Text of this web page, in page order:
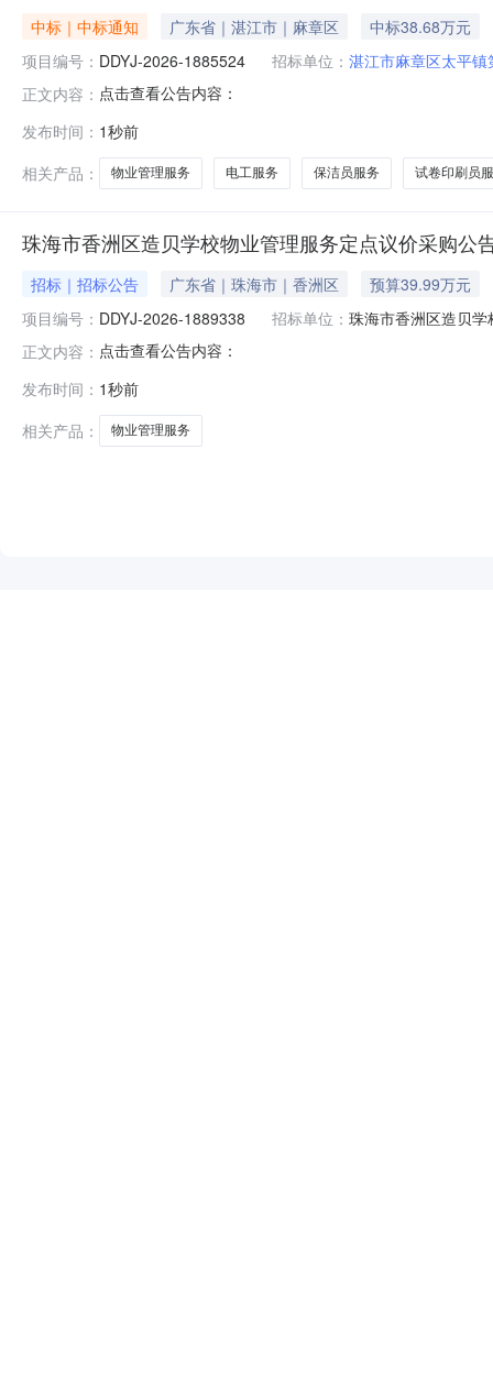
中标｜中标通知 广东省｜湛江市｜麻章区
中标38.68万元
项目编号： DDYJ-2026-1885524 招标单位： 湛江市麻章区太平
正文内容： 点击查看公告内容：
发布时间： 1秒前
相关产品：
物业管理服务 电工服务 保洁员服务 试卷印刷员
珠海市香洲区造贝学校物业管理服务定点议价采购公
招标｜招标公告 广东省｜珠海市｜香洲区
预算39.99万元
项目编号： DDYJ-2026-1889338 招标单位： 珠海市香洲区造⻉学
正文内容： 点击查看公告内容：
发布时间： 1秒前
相关产品：
物业管理服务